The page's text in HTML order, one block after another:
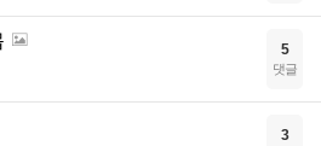
5
댓글
3